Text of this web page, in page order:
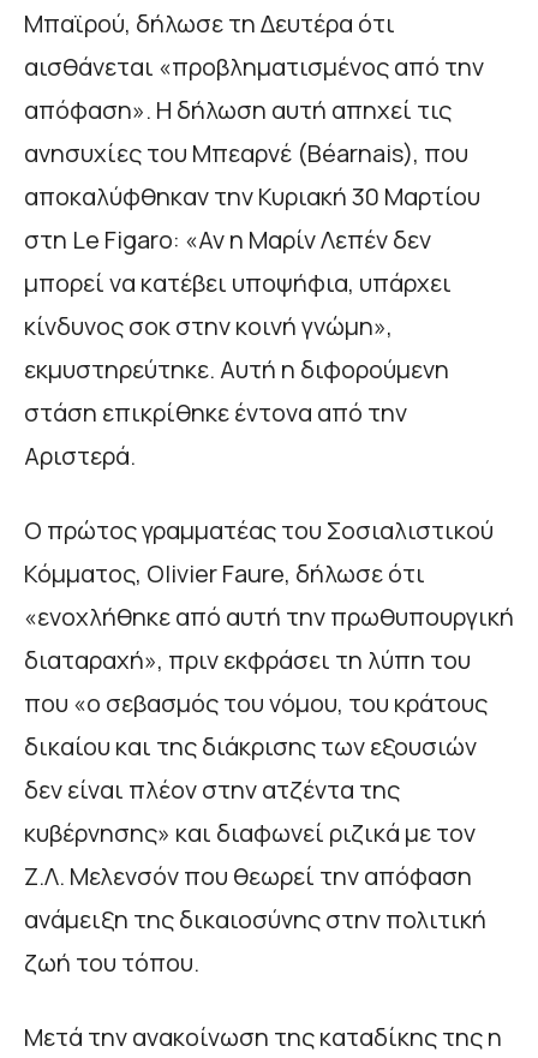
Μπαϊρού, δήλωσε τη Δευτέρα ότι
αισθάνεται «προβληματισμένος από την
απόφαση». Η δήλωση αυτή απηχεί τις
ανησυχίες του Μπεαρνέ (Béarnais), που
αποκαλύφθηκαν την Κυριακή 30 Μαρτίου
στη Le Figaro: «Αν η Μαρίν Λεπέν δεν
μπορεί να κατέβει υποψήφια, υπάρχει
κίνδυνος σοκ στην κοινή γνώμη»,
εκμυστηρεύτηκε. Αυτή η διφορούμενη
στάση επικρίθηκε έντονα από την
Αριστερά.
Ο πρώτος γραμματέας του Σοσιαλιστικού
Κόμματος, Olivier Faure, δήλωσε ότι
«ενοχλήθηκε από αυτή την πρωθυπουργική
διαταραχή», πριν εκφράσει τη λύπη του
που «ο σεβασμός του νόμου, του κράτους
δικαίου και της διάκρισης των εξουσιών
δεν είναι πλέον στην ατζέντα της
κυβέρνησης» και διαφωνεί ριζικά με τον
Ζ.Λ. Μελενσόν που θεωρεί την απόφαση
ανάμειξη της δικαιοσύνης στην πολιτική
ζωή του τόπου.
Μετά την ανακοίνωση της καταδίκης της η